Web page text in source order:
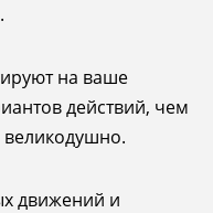
на ваше
действий, чем
движений и